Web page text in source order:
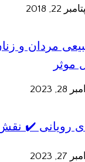
22, 2018
مردان و
موثر
2023
رویانی ✔️
2023